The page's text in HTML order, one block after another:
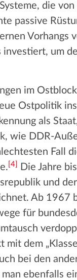
die
passive
um
im
Ostpolitik
als
wie DDR-
Fall
[4]
Die Jahre
und
Ab
für
mit dem
bei den
ebenfalls